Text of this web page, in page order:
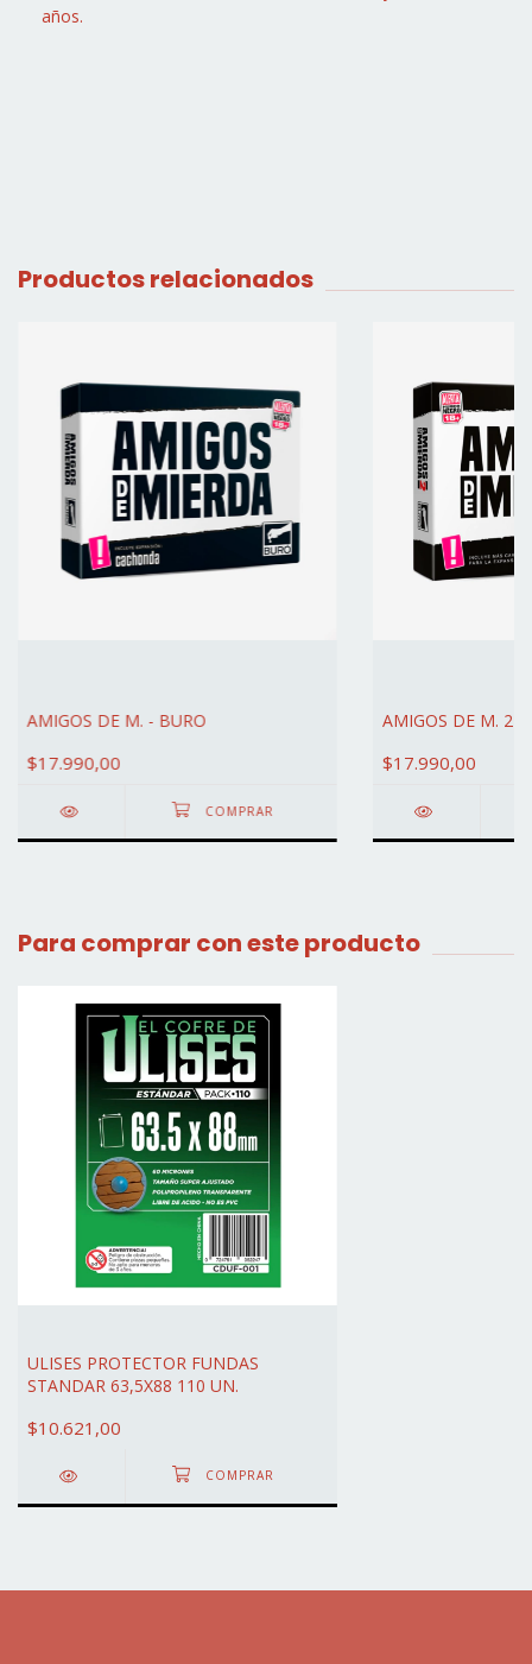
años.
Productos relacionados
AMIGOS DE M. - BURO
$17.990,00
AMIGOS DE M. 2 -
$17.990,00
Para comprar con este producto
ULISES PROTECTOR FUNDAS
STANDAR 63,5X88 110 UN.
$10.621,00